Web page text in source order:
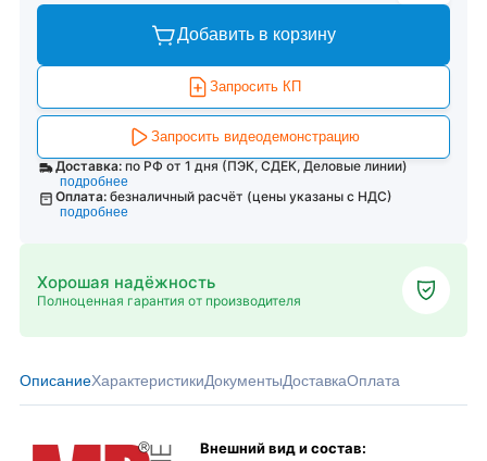
Добавить в корзину
Запросить КП
Запросить видеодемонстрацию
Доставка: по РФ от 1 дня (ПЭК, СДЕК, Деловые линии)
подробнее
Оплата: безналичный расчёт (цены указаны с НДС)
подробнее
Хорошая надёжность
Полноценная гарантия от производителя
ОписаниеХарактеристикиДокументыДоставкаОплата
Внешний вид и состав: